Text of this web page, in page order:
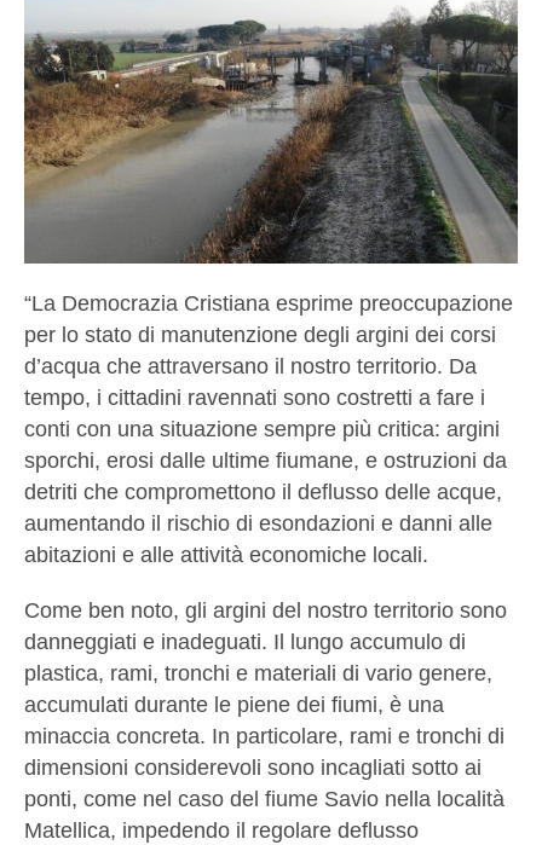
“La Democrazia Cristiana esprime preoccupazione
per lo stato di manutenzione degli argini dei corsi
d’acqua che attraversano il nostro territorio. Da
tempo, i cittadini ravennati sono costretti a fare i
conti con una situazione sempre più critica: argini
sporchi, erosi dalle ultime fiumane, e ostruzioni da
detriti che compromettono il deflusso delle acque,
aumentando il rischio di esondazioni e danni alle
abitazioni e alle attività economiche locali.
Come ben noto, gli argini del nostro territorio sono
danneggiati e inadeguati. Il lungo accumulo di
plastica, rami, tronchi e materiali di vario genere,
accumulati durante le piene dei fiumi, è una
minaccia concreta. In particolare, rami e tronchi di
dimensioni considerevoli sono incagliati sotto ai
ponti, come nel caso del fiume Savio nella località
Matellica, impedendo il regolare deflusso